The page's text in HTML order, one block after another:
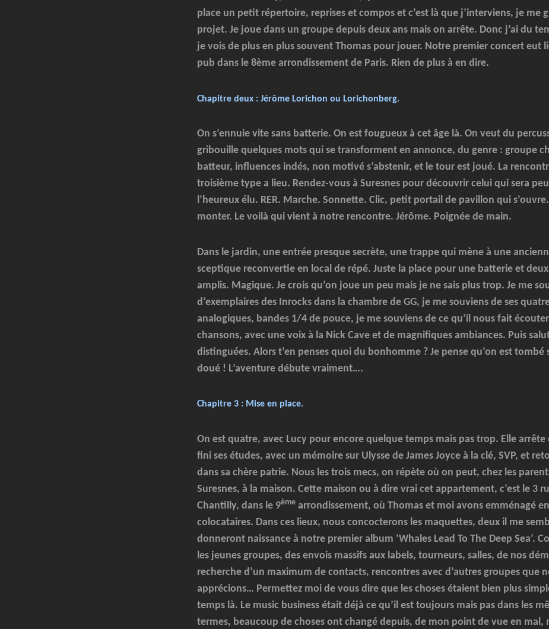
place un petit répertoire, reprises et compos et c’est là que j’interviens, je me
projet. Je joue dans un groupe depuis deux ans mais on arrête. Donc j’ai du
je vois de plus en plus souvent Thomas pour jouer. Notre premier concert eut
pub dans le 8ème arrondissement de Paris. Rien de plus à en dire.
Chapitre deux : Jérôme Lorichon ou Lorichonberg.
On s’ennuie vite sans batterie. On est fougueux à cet âge là. On veut du
gribouille quelques mots qui se transforment en annonce, du genre : groupe
batteur, influences indés, non motivé s’abstenir, et le tour est joué. La
troisième type a lieu. Rendez-vous à Suresnes pour découvrir celui qui sera
l’heureux élu. RER. Marche. Sonnette. Clic, petit portail de pavillon qui s’ouvre.
monter. Le voilà qui vient à notre rencontre. Jérôme. Poignée de main.
Dans le jardin, une entrée presque secrète, une trappe qui mène à une
sceptique reconvertie en local de répé. Juste la place pour une batterie et
amplis. Magique. Je crois qu’on joue un peu mais je ne sais plus trop. Je me
d’exemplaires des Inrocks dans la chambre de GG, je me souviens de ses
analogiques, bandes 1/4 de pouce, je me souviens de ce qu’il nous fait
chansons, avec une voix à la Nick Cave et de magnifiques ambiances. Puis
distinguées. Alors t’en penses quoi du bonhomme ? Je pense qu’on est tombé
doué ! L’aventure débute vraiment….
Chapitre 3 : Mise en place.
On est quatre, avec Lucy pour encore quelque temps mais pas trop. Elle arrête
fini ses études, avec un mémoire sur Ulysse de James Joyce à la clé, SVP, et
dans sa chère patrie. Nous les trois mecs, on répète où on peut, chez les
Suresnes, à la maison. Cette maison ou à dire vrai cet appartement, c’est le 3
Chantilly, dans le 9ème arrondissement, où Thomas et moi avons emménagé
colocataires. Dans ces lieux, nous concocterons les maquettes, deux il me
donneront naissance à notre premier album ‘Whales Lead To The Deep Sea’.
les jeunes groupes, des envois massifs aux labels, tourneurs, salles, de nos
recherche d’un maximum de contacts, rencontres avec d’autres groupes que
apprécions… Permettez moi de vous dire que les choses étaient bien plus
temps là. Le music business était déjà ce qu’il est toujours mais pas dans les
termes, beaucoup de choses ont changé depuis, de mon point de vue en mal,